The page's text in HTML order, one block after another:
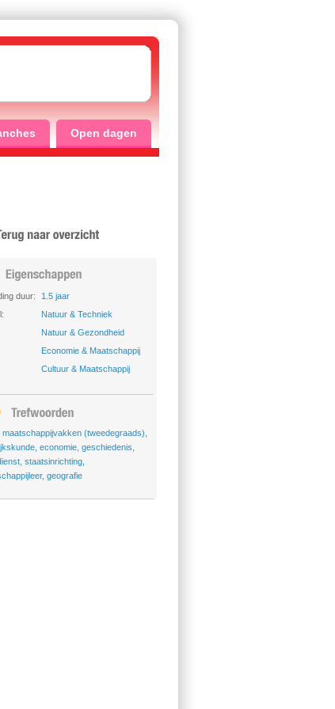
Open dagen
duur:
1.5 jaar
Natuur & Techniek
Natuur & Gezondheid
Economie & Maatschappij
Cultuur & Maatschappij
maatschappijvakken (tweedegraads)
economie geschiedenis
staatsinrichting
, geografie